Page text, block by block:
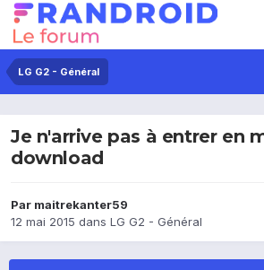
LG G2 - Général
Je n'arrive pas à entrer en
download
Par maitrekanter59
12 mai 2015 dans LG G2 - Général